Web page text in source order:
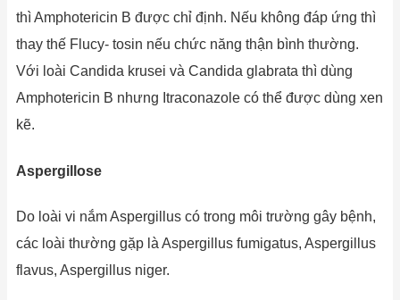
thì Amphotericin B được chỉ định. Nếu không đáp ứng thì
thay thế Flucy- tosin nếu chức năng thận bình thường.
Với loài Candida krusei và Candida glabrata thì dùng
Amphotericin B nhưng Itraconazole có thể được dùng xen
kẽ.
Aspergillose
Do loài vi nắm Aspergillus có trong môi trường gây bệnh,
các loài thường gặp là Aspergillus fumigatus, Aspergillus
flavus, Aspergillus niger.